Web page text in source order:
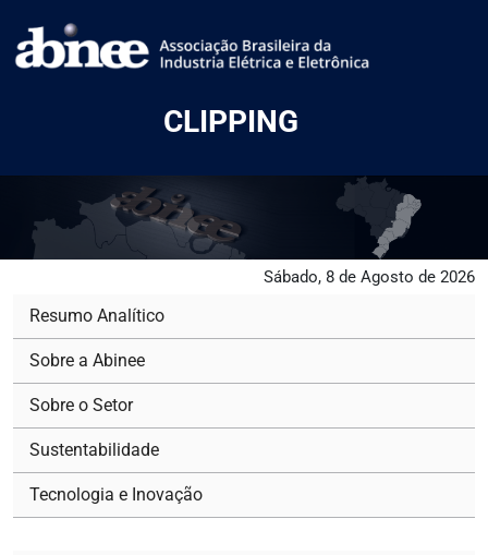
CLIPPING
Sábado, 8 de Agosto de 2026
Resumo Analítico
Sobre a Abinee
Sobre o Setor
Sustentabilidade
Tecnologia e Inovação